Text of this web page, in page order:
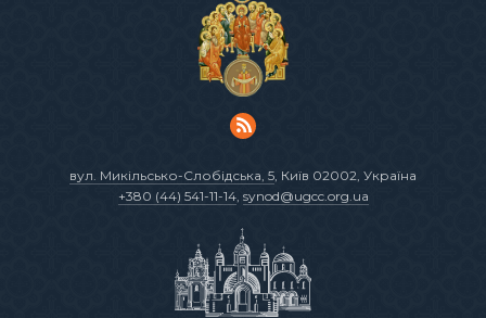
вул. Микільсько-Слобідська, 5, Київ 02002, Україна
+380 (44) 541-11-14, synod@ugcc.org.ua